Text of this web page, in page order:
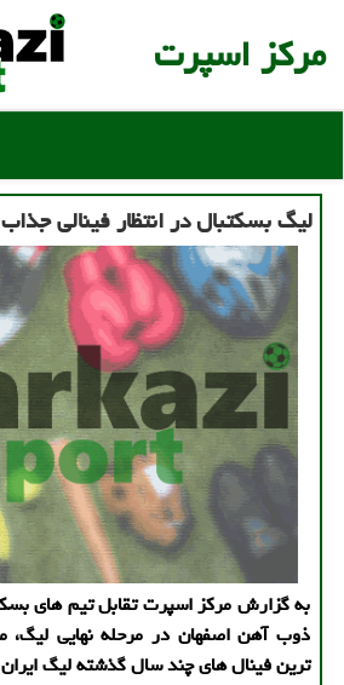
مركز اسپرت
لیگ بسکتبال در انتظار فینالی جذاب
به گزارش مرکز اسپرت تقابل تیم های
ذوب آهن اصفهان در مرحله نهایی لیگ،
ترین فینال های چند سال گذشته لیگ